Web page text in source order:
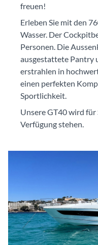
freuen!
Erleben Sie mit den
Wasser. Der
Personen. Die
ausgestattete Pantry
erstrahlen in
einen perfekten
Sportlichkeit.
Unsere GT40 wird
Verfügung stehen.